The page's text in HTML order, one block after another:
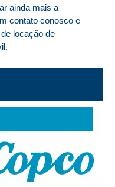
ainda mais a
contato conosco e
locação de